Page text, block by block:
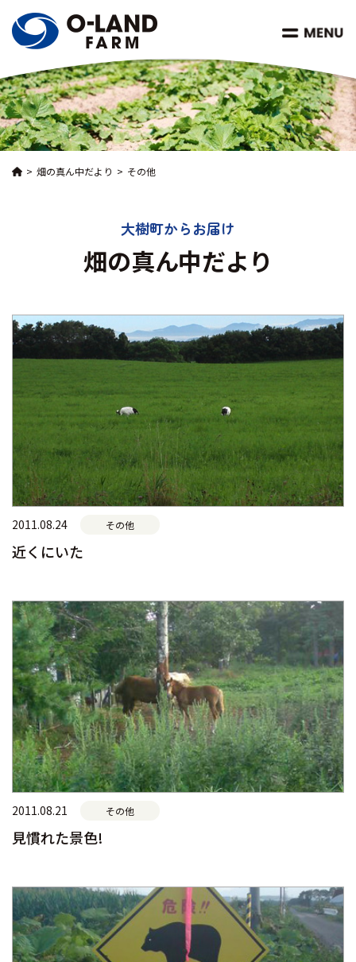
畑の真ん中だより その他
大樹町からお届け
畑の真ん中だより
2011.08.24 その他
近くにいた
2011.08.21 その他
見慣れた景色!